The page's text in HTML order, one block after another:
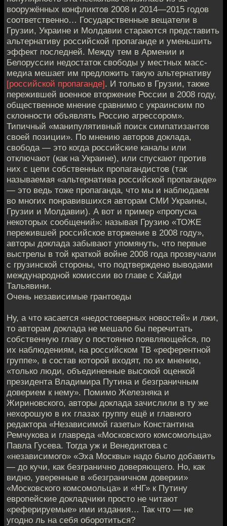
вооружённых конфликтов 2008 и 2014—2015 годов
соответственно… Государственные вещатели в
Грузии, Украине и Молдавии стараются представить
альтернативу российской пропаганде и уменьшить
эффект последней. Между тем в Армении и
Белоруссии недостаток свободы у местных масс-
медиа мешает им предложить такую альтернативу
[российской пропаганде]. И только в Грузии, также
пережившей военное вторжение России в 2008 году,
общественное мнение сравнимо с украинским по
склонности объявлять Россию агрессором».
Типичный «манипулятивный поиск симпатизантов
своей позиции». По мнению авторов доклада,
свобода — это когда российские каналы или
отключают (как на Украине), или спускают против
них с цепи собственных пропагандистов (так
называемая «альтернатива российской пропаганде»
— это ведь тоже пропаганда, что мы и наблюдаем
во многих понравившихся авторам СМИ Украины,
Грузии и Молдавии). А вот и пример «пропуска
некоторых сообщений»: называя Грузию «ТОЖЕ
пережившей российское вторжение в 2008 году»,
авторы доклада забывают упомянуть, что первые
выстрелы в той краткой войне 2008 года прозвучали
с грузинской стороны, что подтверждено выводами
международной комиссии во главе с Хайди
Тальявини.
Очень независимые грантоеды
Ну, а что касается «недостоверных новостей» и лжи,
то авторам доклада не мешало бы перечитать
собственную главу о постоянно появляющейся, по
их наблюдениям, на российском ТВ «референтной
группе», в состав которой входят, по их мнению,
«только люди, объединенные высокой оценкой
президента Владимира Путина и безграничным
доверием к нему». Помимо Железняка и
Жириновского, авторы доклада зачислили в ту же
нехорошую в их глазах группу ещё и главного
редактора «Независимой газеты» Константина
Ремчукова и главреда «Московского комсомольца»
Павла Гусева. Тогда уж и Венедиктова с
«независимого» «Эха Москвы» надо было добавить
— до кучи, как безгранично доверяющего. Но, как
видно, уверенные в «безграничном доверии»
«Московского комсомольца» и «НГ» к Путину
европейские докладчики просто не читают
«реферируемые» ими издания… Так что — не
угодно ль на себя оборотиться?